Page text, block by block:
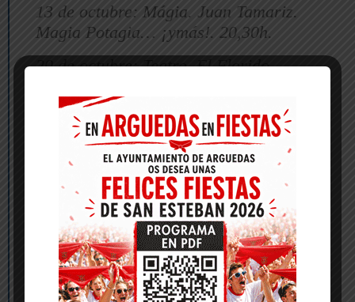
13 de octubre: Mágia. Juan Tamariz.
Magia Potagia… ¡ymás!. 20,30h.
20 de octubre: Teatro. El Florido
29 de octubre: Teatro. Pinocho. 12,30h.
10 de noviembre: Música. Silvia Pérez
Cruz. Vestida de nit. 20,30h.
12 de noviembre: Música. Rock en
familia Gun n’ Roses. 12,30h.
17 de noviembre: Teatro. Último tren a
Trebinka. 20,30h.